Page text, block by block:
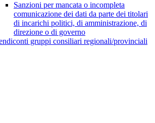
Sanzioni per mancata o incompleta
comunicazione dei dati da parte dei titolari
di incarichi politici, di amministrazione, di
direzione o di governo
gruppi consiliari regionali/provinciali